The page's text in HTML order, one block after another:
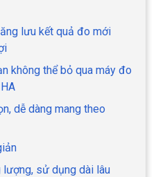
lưu kết quả đo mới
không thể bỏ qua máy đo
dễ dàng mang theo
lượng, sử dụng dài lâu